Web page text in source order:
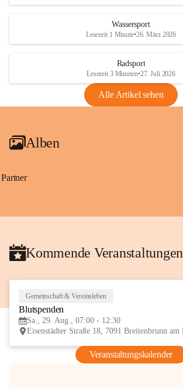
Anhang VBl. EU Nr. 18
1 Seite•1,4 MB
VBl. EU Nr. 18_2026
Wassersport
Lesezeit 1 Minute•26. März 2026
Radsport
Lesezeit 3 Minuten•27. Juli 2026
Alle Artikel sehen
Alben
Partner
Kommende Veranstaltungen
Gemeinschaft & Vereinsleben
Blutspenden
Sa., 29. Aug., 07:00 - 12:30
Veranstaltungskalender